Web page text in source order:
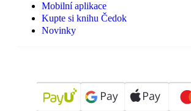
Mobilní aplikace
Kupte si knihu Čedok
Novinky